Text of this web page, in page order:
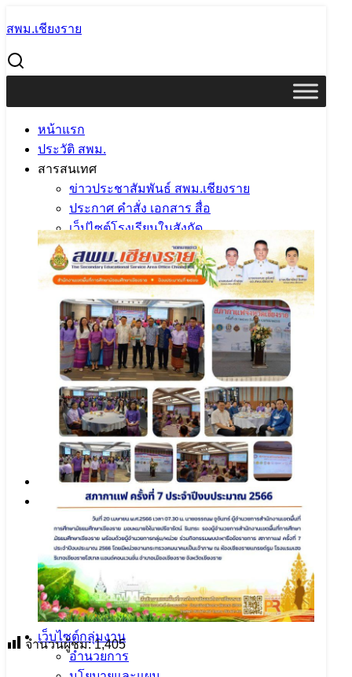
to
content
สพม.เชียงราย
หน้าแรก
ประวัติ สพม.
สารสนเทศ
ข่าวประชาสัมพันธ์ สพม.เชียงราย
ประกาศ คำสั่ง เอกสาร สื่อ
เว็ปไซต์โรงเรียนในสังกัด
ข้อมูลจำนวนนักเรียน DMC
One Click
BIGDATA
แผนบริหารการศึกษาขั้นพื้นฐาน
บทความวิจัย ผู้บริหาร ในสังกัด
LMS คอร์สเรียนออนไลน์
โครงการ CBL สอนหนังสือออนไลน์
ระบบคลังข้อสอบ PISA
ระบบคลังสื่อ LMS
บริการออนไลน์
ภารกิจผู้บริหารฯ
โครงสร้างองค์กร
โครงสร้างการบริหาร
ทีมบริหาร สพม.เชียงราย
อ.ก.ค.ศ.
ก.ต.ป.น.
เว็บไซต์กลุ่มงาน
อำนวยการ
for:
สภากาแฟ ครั้งที่ 7 ประจำปีงบประมาณ 2566
สภากาแฟ ครั้งที่ 7 ประจำปีงบประมาณ
2566
20 เมษายน 202320 เมษายน 2023
แอดมิน
สพม.เชียงราย
ข่าวประชาสัมพันธ์ สพม.เชียงราย
จำนวนผู้ชม: 1,405